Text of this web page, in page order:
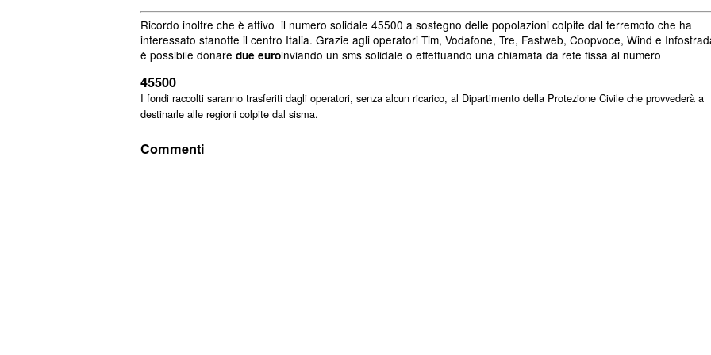
Ricordo inoltre che è attivo il numero solidale 45500 a sostegno delle popolazioni colpite dal terremoto che ha
interessato stanotte il centro Italia. Grazie agli operatori Tim, Vodafone, Tre, Fastweb, Coopvoce, Wind e
è possibile donare due euroinviando un sms solidale o effettuando una chiamata da rete fissa al numero
45500
I fondi raccolti saranno trasferiti dagli operatori, senza alcun ricarico, al Dipartimento della Protezione Civile che provvederà a
destinarle alle regioni colpite dal sisma.
Commenti